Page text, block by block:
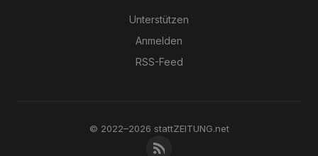
Unterstützen
Anmelden
RSS-Feed
© 2022–2026 stattZEITUNG.net